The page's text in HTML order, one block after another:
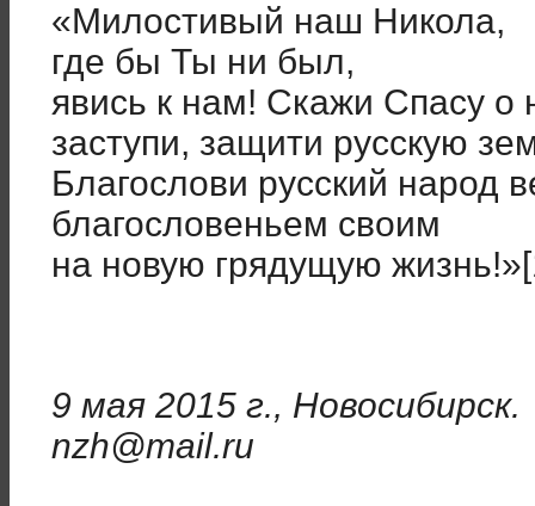
«Милостивый наш Никола,
где бы Ты ни был,
явись к нам! Скажи Спасу
заступи, защити русскую
Благослови русский народ
благословеньем своим
на новую грядущую
9 мая 2015 г., Новосибирск.
nzh@mail.ru